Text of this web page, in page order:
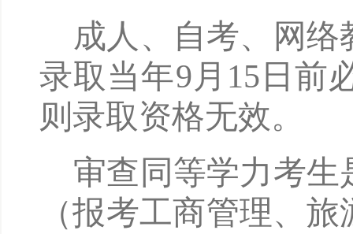
成人、自考、网
录取当年9月15日前
则录取资格无效。
审查同等学力考
（报考工商管理、